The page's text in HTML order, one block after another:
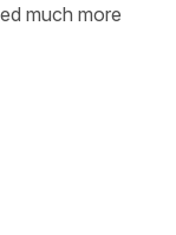
much more